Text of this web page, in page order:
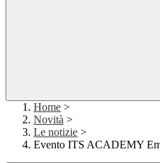
Home >
Novità >
Le notizie >
Evento ITS ACADEMY